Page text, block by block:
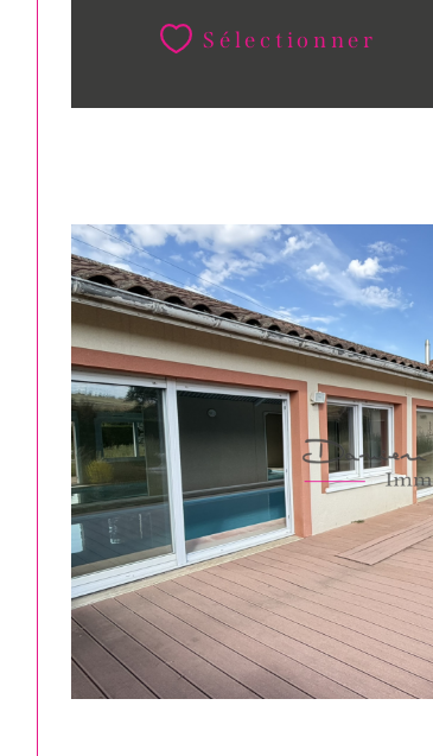
Sélectionner